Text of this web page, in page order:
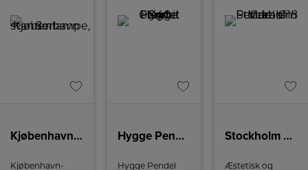
Kjøbenhavn standerlampe, Sort
Kjøbenhavn-
Hygge Pendel Ø40 Graphit Sort
Hygge Pendel
Stockholm Pendel Ø18 Marble Green
Æstetisk og